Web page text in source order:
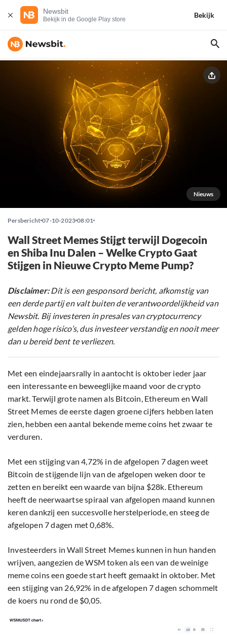
Newsbit
Bekijk in de Google Play store
Bekijk
Nieuws
Persbericht 07-10-2023 08:01
Wall Street Memes Stijgt terwijl Dogecoin
en Shiba Inu Dalen – Welke Crypto Gaat
Stijgen in Nieuwe Crypto Meme Pump?
Disclaimer:Dit is een gesponsord bericht, afkomstig van
een derde partij en valt buiten de verantwoordelijkheid van
Newsbit. Bij investeren in presales van cryptocurrency
gelden hoge risico’s, dus investeer verstandig en nooit meer
dan u bereid bent te verliezen.
Met een eindejaarsrally in aantocht is oktober ieder jaar
een interessante en beweeglijke maand voor de crypto
markt. Terwijl grote namen als Bitcoin, Ethereum en Wall
Street Memes de eerste dagen groene cijfers hebben laten
zien, hebben een aantal bekende meme coins het zwaar te
verduren.
Met een stijging van 4,72% in de afgelopen 7 dagen weet
Bitcoin de stijgende lijn van de afgelopen weken door te
zetten en bereikt een waarde van bijna $28k. Ethereum
heeft de neerwaartse spiraal van afgelopen maand kunnen
keren dankzij een succesvolle herstelperiode, en steeg de
afgelopen 7 dagen met 0,68%.
Investeerders in Wall Street Memes kunnen in hun handen
wrijven, aangezien de WSM token als een van de weinige
meme coins een goede start heeft gemaakt in oktober. Met
een stijging van 26,92% in de afgelopen 7 dagen schommelt
de koers nu rond de $0,05.